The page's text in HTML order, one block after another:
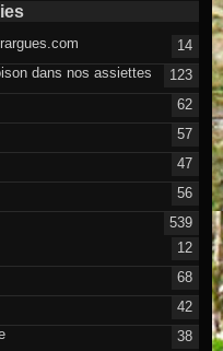
14
dans nos assiettes
123
62
57
47
56
539
12
68
42
38